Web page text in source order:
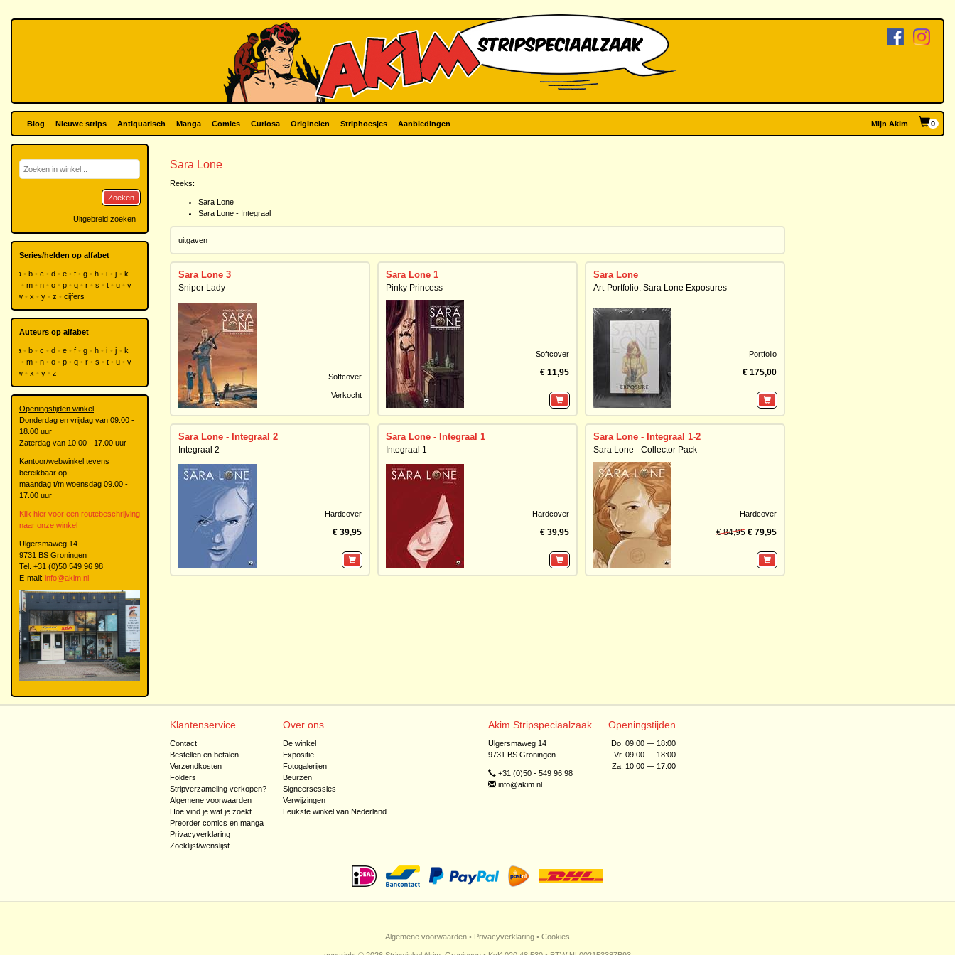
Blog Nieuwe strips Antiquarisch Manga Comics Curiosa Originelen Striphoesjes Aanbiedingen Mijn Akim 0
Sara Lone
Reeks:
Sara Lone
Sara Lone - Integraal
uitgaven
Sara Lone 3
Sniper Lady
Softcover
Verkocht
Sara Lone 1
Pinky Princess
Softcover
€ 11,95
Sara Lone
Art-Portfolio: Sara Lone Exposures
Portfolio
€ 175,00
Sara Lone - Integraal 2
Integraal 2
Hardcover
€ 39,95
Sara Lone - Integraal 1
Integraal 1
Hardcover
€ 39,95
Sara Lone - Integraal 1-2
Sara Lone - Collector Pack
Hardcover
€ 84,95 € 79,95
Zoeken
Uitgebreid zoeken
Series/helden op alfabet
a b c d e f g h i j
k
m n o p q r s t u
v
w
x y z cijfers
Auteurs op alfabet
a b c d e f g h i j
k
m n o p q r s t u
v
w
x y z
Openingstijden winkel
Donderdag en vrijdag van 09.00 -
18.00 uur
Zaterdag van 10.00 - 17.00 uur
Kantoor/webwinkel tevens
bereikbaar op
maandag t/m woensdag 09.00 -
17.00 uur
Klik hier voor een routebeschrijving
naar onze winkel
Ulgersmaweg 14
9731 BS Groningen
Tel. +31 (0)50 549 96 98
E-mail: info@akim.nl
Klantenservice
Contact
Bestellen en betalen
Verzendkosten
Folders
Stripverzameling verkopen?
Algemene voorwaarden
Hoe vind je wat je zoekt
Preorder comics en manga
Privacyverklaring
Zoeklijst/wenslijst
Over ons
De winkel
Expositie
Fotogalerijen
Beurzen
Signeersessies
Verwijzingen
Leukste winkel van Nederland
Akim Stripspeciaalzaak
Ulgersmaweg 14
9731 BS Groningen
+31 (0)50 - 549 96 98
info@akim.nl
Openingstijden
Do. 09:00 — 18:00
Vr. 09:00 — 18:00
Za. 10:00 — 17:00
Algemene voorwaarden • Privacyverklaring • Cookies